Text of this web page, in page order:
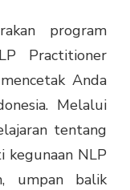
program
Practitioner
Anda
Melalui
tentang
kegunaan NLP
umpan balik